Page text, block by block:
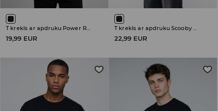
T krekls ar apdruku Power Rangers
19,99 EUR
T krekls ar apdruku Scooby Doo
22,99 EUR